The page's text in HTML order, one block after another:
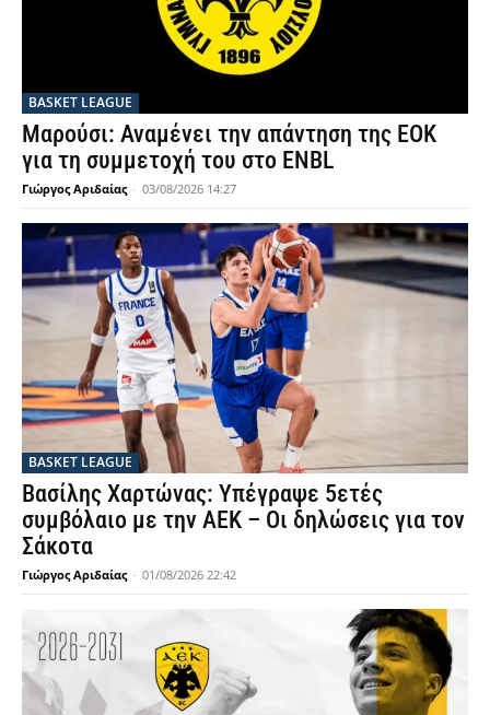
BASKET LEAGUE
Μαρούσι: Αναμένει την απάντηση της ΕΟΚ
για τη συμμετοχή του στο ENBL
Γιώργος Αριδαίας - 03/08/2026 14:27
BASKET LEAGUE
Βασίλης Χαρτώνας: Υπέγραψε 5ετές
συμβόλαιο με την ΑΕΚ – Οι δηλώσεις για τον
Σάκοτα
Γιώργος Αριδαίας - 01/08/2026 22:42